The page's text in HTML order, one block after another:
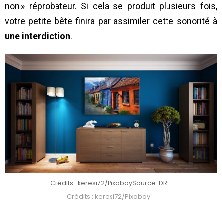
non » réprobateur. Si cela se produit plusieurs fois,
votre petite bête finira par assimiler cette sonorité à
une interdiction.
Crédits : keresi72/PixabaySource: DR
Crédits : keresi72/Pixabay